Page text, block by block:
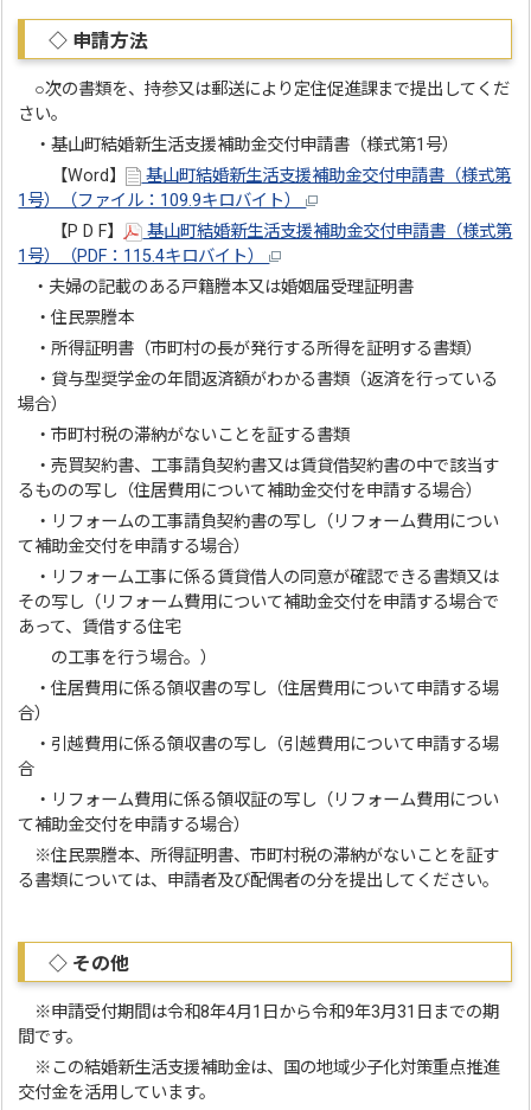
◇ 申請方法
○次の書類を、持参又は郵送により定住促進課まで提出してくだ
さい。
・基山町結婚新生活支援補助金交付申請書（様式第1号）
【Word】
基山町結婚新生活支援補助金交付申請書（様式第
1号）（ファイル：109.9キロバイト）
【P D F】
基山町結婚新生活支援補助金交付申請書（様式第
1号）（PDF：115.4キロバイト）
・夫婦の記載のある戸籍謄本又は婚姻届受理証明書
・住民票謄本
・所得証明書（市町村の長が発行する所得を証明する書類）
・貸与型奨学金の年間返済額がわかる書類（返済を行っている
場合）
・市町村税の滞納がないことを証する書類
・売買契約書、工事請負契約書又は賃貸借契約書の中で該当す
るものの写し（住居費用について補助金交付を申請する場合）
・リフォームの工事請負契約書の写し（リフォーム費用につい
て補助金交付を申請する場合）
・リフォーム工事に係る賃貸借人の同意が確認できる書類又は
その写し（リフォーム費用について補助金交付を申請する場合で
あって、賃借する住宅
の工事を行う場合。）
・住居費用に係る領収書の写し（住居費用について申請する場
合）
・引越費用に係る領収書の写し（引越費用について申請する場
合
・リフォーム費用に係る領収証の写し（リフォーム費用につい
て補助金交付を申請する場合）
※住民票謄本、所得証明書、市町村税の滞納がないことを証す
る書類については、申請者及び配偶者の分を提出してください。
◇ その他
※申請受付期間は令和8年4月1日から令和9年3月31日までの期
間です。
※この結婚新生活支援補助金は、国の地域少子化対策重点推進
交付金を活用しています。